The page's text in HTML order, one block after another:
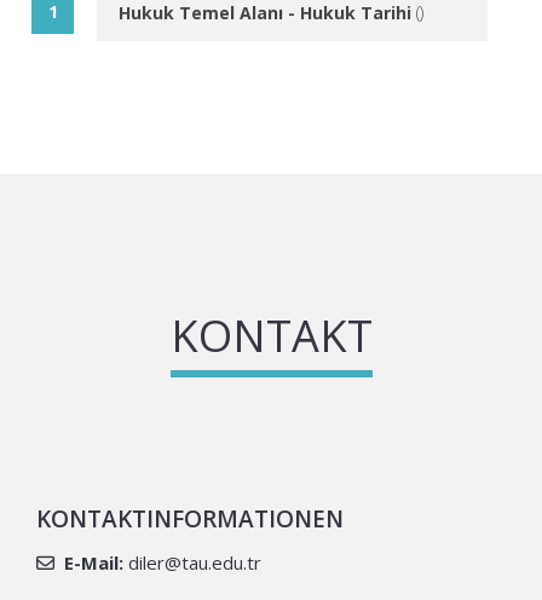
Hukuk Temel Alanı - Hukuk Tarihi ()
KONTAKT
KONTAKTINFORMATIONEN
E-Mail: diler@tau.edu.tr